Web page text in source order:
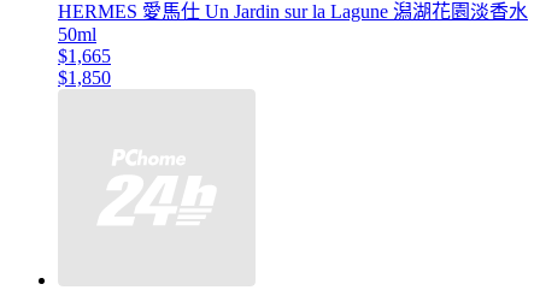
HERMES 愛馬仕 Un Jardin sur la Lagune 潟湖花園淡香水
50ml
$1,665
$1,850